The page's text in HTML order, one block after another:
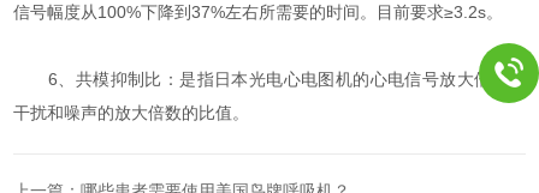
信号幅度从100%下降到37%左右所需要的时间。目前要求≥3.2s。
6、共模抑制比：是指日本光电心电图机的心电信号放大倍数与
干扰和噪声的放大倍数的比值。